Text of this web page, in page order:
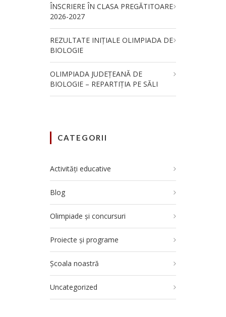
ÎNSCRIERE ÎN CLASA PREGĂTITOARE
2026-2027
REZULTATE INIȚIALE OLIMPIADA DE
BIOLOGIE
OLIMPIADA JUDEȚEANĂ DE
BIOLOGIE – REPARTIȚIA PE SĂLI
CATEGORII
Activități educative
Blog
Olimpiade și concursuri
Proiecte și programe
Școala noastră
Uncategorized